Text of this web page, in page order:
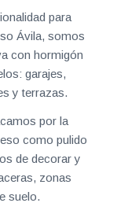
para
Ávila, somos
con hormigón
garajes,
y terrazas.
por la
como pulido
de decorar y
zonas
suelo.